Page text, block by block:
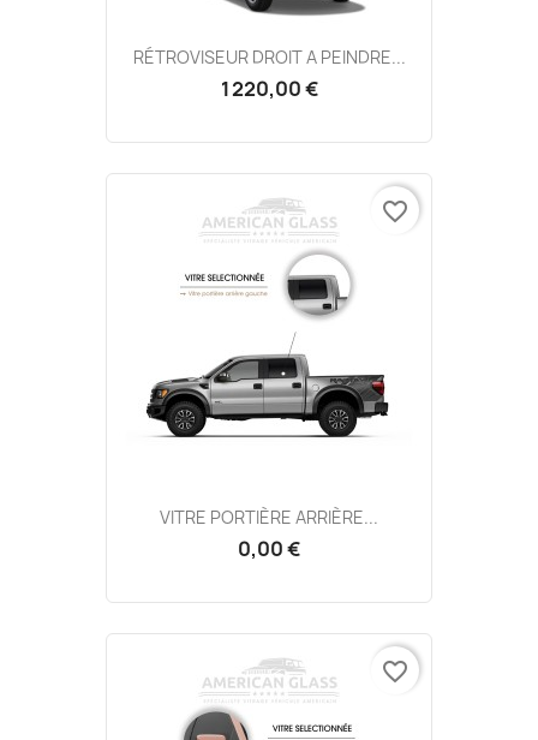
RÉTROVISEUR DROIT A PEINDRE...
1 220,00 €
VITRE PORTIÈRE ARRIÈRE...
0,00 €
favorite_border
favorite_border